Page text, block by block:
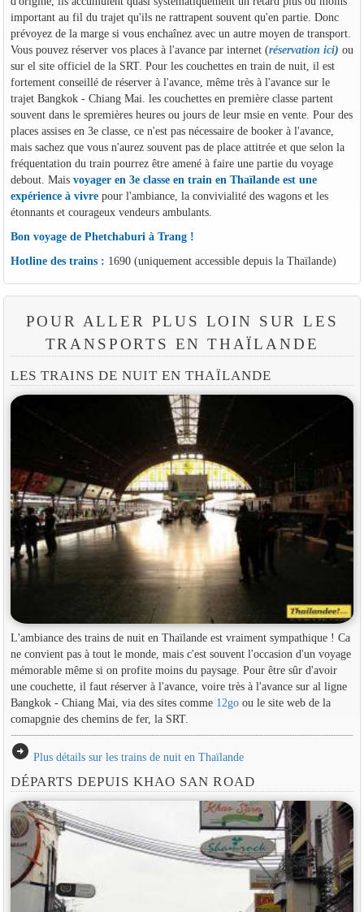
important au fil du trajet qu'ils ne rattrapent souvent qu'en partie. Donc
prévoyez de la marge si vous enchaînez avec un autre moyen de transport.
Vous pouvez réserver vos places à l'avance par internet (réservation ici) ou
sur el site officiel de la SRT. Pour les couchettes en train de nuit, il est
fortement conseillé de réserver à l'avance, même très à l'avance sur le
trajet Bangkok - Chiang Mai. les couchettes en première classe partent
souvent dans le spremières heures ou jours de leur msie en vente. Pour des
places assises en 3e classe, ce n'est pas nécessaire de booker à l'avance,
mais sachez que vous n'aurez souvent pas de place attitrée et que selon la
fréquentation du train pourrez être amené à faire une partie du voyage
debout. Mais voyager en 3e classe en train en Thaïlande est une
expérience à vivrepour l'ambiance, la convivialité des wagons et les
étonnants et courageux vendeurs ambulants.
Bon voyage de Phetchaburi à Trang !
Hotline des trains : 1690 (uniquement accessible depuis la Thaïlande)
POUR ALLER PLUS LOIN SUR LES
TRANSPORTS EN THAÏLANDE
LES TRAINS DE NUIT EN THAÏLANDE
L'ambiance des trains de nuit en Thaïlande est vraiment sympathique ! Ca
ne convient pas à tout le monde, mais c'est souvent l'occasion d'un voyage
mémorable même si on profite moins du paysage. Pour être sûr d'avoir
une couchette, il faut réserver à l'avance, voire très à l'avance sur al ligne
Bangkok - Chiang Mai, via des sites comme 12goou le site web de la
comapgnie des chemins de fer, la SRT.
arrow_circle_right Plus détails sur les trains de nuit en Thaïlande
DÉPARTS DEPUIS KHAO SAN ROAD